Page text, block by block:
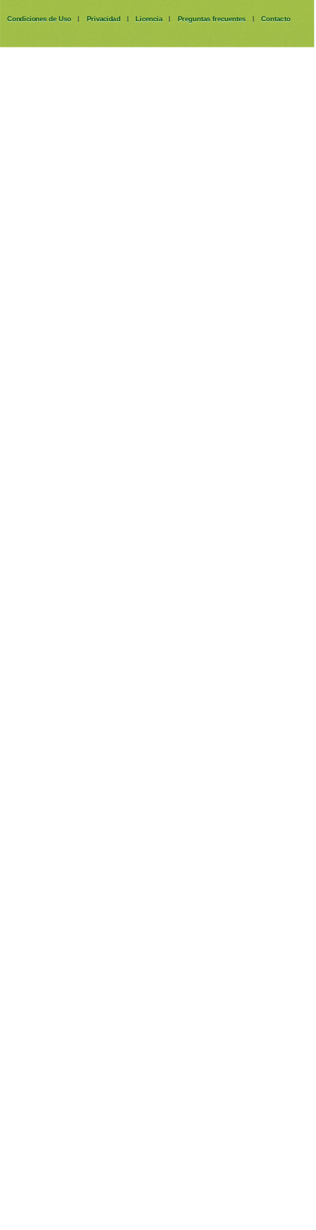
Condiciones de Uso | Privacidad | Licencia | Preguntas frecuentes | Contacto